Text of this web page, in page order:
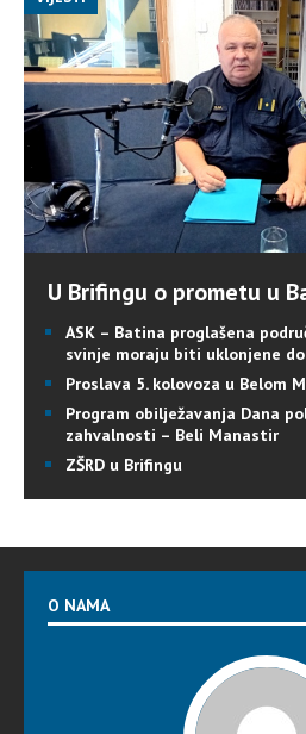
U Brifingu o prometu u
ASK – Batina proglašena
svinje moraju biti uklonjene do
Proslava 5. kolovoza u Belom
Program obilježavanja Dana
zahvalnosti – Beli Manastir
ZŠRD u Brifingu
O NAMA